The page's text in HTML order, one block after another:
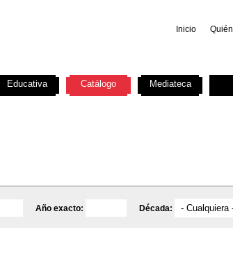
Inicio
Año exacto: Década:
Educativa Catálogo Mediateca